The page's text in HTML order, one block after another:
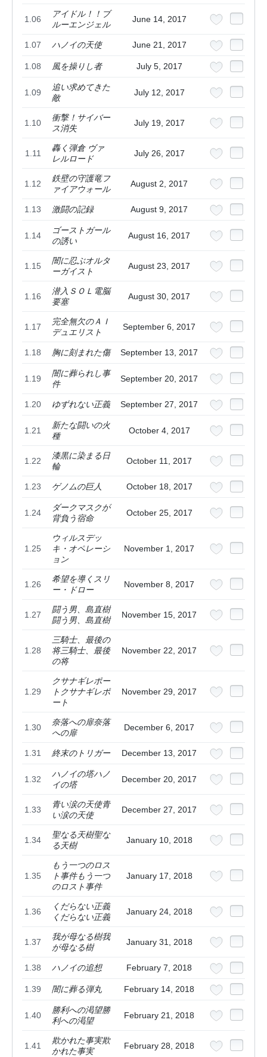
1.06
アイドル！！ブ
ルーエンジェル
June 14, 2017
1.07 ハノイの天使 June 21, 2017
1.08 風を操りし者 July 5, 2017
1.09
追い求めてきた
敵
July 12, 2017
1.10
衝撃！サイバー
ス消失
July 19, 2017
1.11
轟く弾倉 ヴァ
レルロード
July 26, 2017
1.12
鉄壁の守護竜フ
ァイアウォール
August 2, 2017
1.13 激闘の記録 August 9, 2017
1.14
ゴーストガール
の誘い
August 16, 2017
1.15
闇に忍ぶオルタ
ーガイスト
August 23, 2017
1.16
潜入ＳＯＬ電脳
要塞
August 30, 2017
1.17
完全無欠のＡＩ
デュエリスト
September 6, 2017
1.18 胸に刻まれた傷 September 13, 2017
1.19
闇に葬られし事
件
September 20, 2017
1.20 ゆずれない正義 September 27, 2017
1.21
新たな闘いの火
種
October 4, 2017
1.22
漆黒に染まる日
輪
October 11, 2017
1.23 ゲノムの巨人 October 18, 2017
1.24
ダークマスクが
背負う宿命
October 25, 2017
1.25
ウィルスデッ
キ・オペレーシ
ョン
November 1, 2017
1.26
希望を導くスリ
ー・ドロー
November 8, 2017
1.27
闘う男、島直樹
闘う男、島直樹
November 15, 2017
1.28
三騎士、最後の
将三騎士、最後
の将
November 22, 2017
1.29
クサナギレポー
トクサナギレポ
ート
November 29, 2017
1.30
奈落への扉奈落
への扉
December 6, 2017
1.31 終末のトリガー December 13, 2017
1.32
ハノイの塔ハノ
イの塔
December 20, 2017
1.33
青い涙の天使青
い涙の天使
December 27, 2017
1.34
聖なる天樹聖な
る天樹
January 10, 2018
1.35
もう一つのロス
ト事件もう一つ
のロスト事件
January 17, 2018
1.36
くだらない正義
くだらない正義
January 24, 2018
1.37
我が母なる樹我
が母なる樹
January 31, 2018
1.38 ハノイの追想 February 7, 2018
1.39 闇に葬る弾丸 February 14, 2018
1.40
勝利への渇望勝
利への渇望
February 21, 2018
1.41
欺かれた事実欺
かれた事実
February 28, 2018